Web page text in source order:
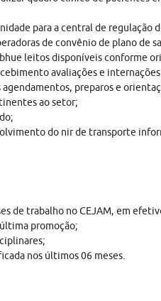
para a central de regulação
de convênio de plano de
leitos disponíveis conforme
avaliações e
preparos e
ao setor;
do nir de transporte
de trabalho no CEJAM, em
promoção;
nos últimos 06 meses.